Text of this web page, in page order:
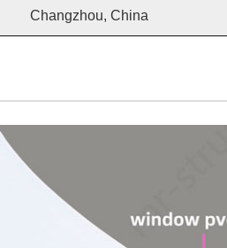
Changzhou, China